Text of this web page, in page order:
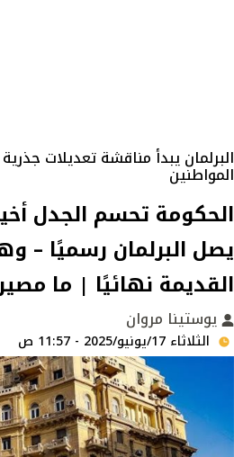
البرلمان يبدأ مناقشة تعديلات
المواطنين
الحكومة تحسم الجدل
يصل البرلمان رسميًا –
القديمة نهائيًا | ما
يوستينا مروان
الثلاثاء 17/يونيو/2025 - 11:57 ص